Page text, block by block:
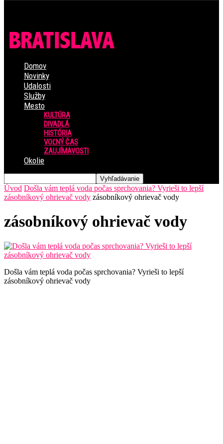
Domov
Novinky
Udalosti
Služby
Mesto
KULTÚRA
DIVADLÁ
HISTÓRIA
VOĽNÝ ČAS
ZAUJÍMAVOSTI
Okolie
Úvod Došla vám teplá voda počas sprchovania? Vyrieši to lepší
zásobníkový ohrievač vody zásobníkový ohrievač vody
zásobníkový ohrievač vody
Došla vám teplá voda počas sprchovania? Vyrieši to lepší
zásobníkový ohrievač vody